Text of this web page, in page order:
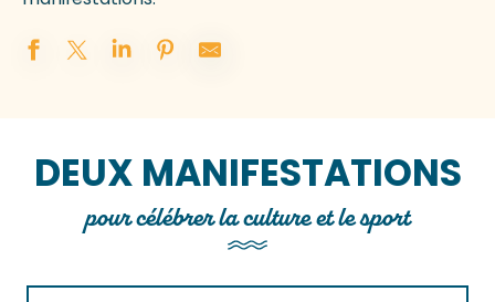
DEUX MANIFESTATIONS
pour célébrer la culture et le sport